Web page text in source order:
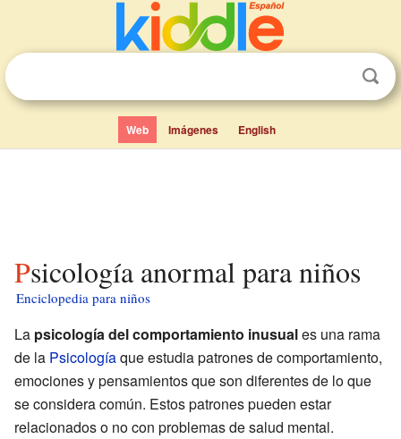
Web Imágenes English
Psicología anormal para niños
Enciclopedia para niños
La psicología del comportamiento inusuales una rama
de la Psicologíaque estudia patrones de comportamiento,
emociones y pensamientos que son diferentes de lo que
se considera común. Estos patrones pueden estar
relacionados o no con problemas de salud mental.